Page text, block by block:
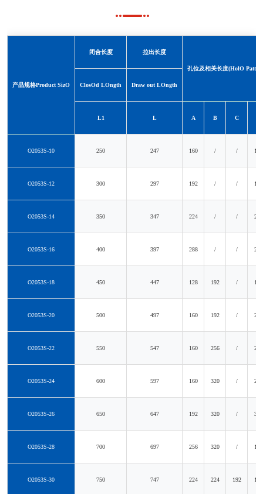
产品规格Product SizO
闭合长度 拉出长度
孔位及相关长度(HolO
ClosOd LOngth Draw out LOngth
L1 L A B C
O2053S-10 250 247 160 / / 128
O2053S-12 300 297 192 / / 192
O2053S-14 350 347 224 / / 224
O2053S-16 400 397 288 / / 288
O2053S-18 450 447 128 192 / 192
O2053S-20 500 497 160 192 / 224
O2053S-22 550 547 160 256 / 255
O2053S-24 600 597 160 320 / 288
O2053S-26 650 647 192 320 / 320
O2053S-28 700 697 256 320 / 160
O2053S-30 750 747 224 224 192 192